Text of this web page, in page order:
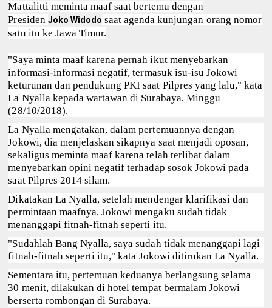
Mattalitti meminta maaf saat bertemu dengan
Presiden Joko Widodo saat agenda kunjungan orang nomor
satu itu ke Jawa Timur.
"Saya minta maaf karena pernah ikut menyebarkan
informasi-informasi negatif, termasuk isu-isu Jokowi
keturunan dan pendukung PKI saat Pilpres yang lalu," kata
La Nyalla kepada wartawan di Surabaya, Minggu
(28/10/2018).
La Nyalla mengatakan, dalam pertemuannya dengan
Jokowi, dia menjelaskan sikapnya saat menjadi oposan,
sekaligus meminta maaf karena telah terlibat dalam
menyebarkan opini negatif terhadap sosok Jokowi pada
saat Pilpres 2014 silam.
Dikatakan La Nyalla, setelah mendengar klarifikasi dan
permintaan maafnya, Jokowi mengaku sudah tidak
menanggapi fitnah-fitnah seperti itu.
"Sudahlah Bang Nyalla, saya sudah tidak menanggapi lagi
fitnah-fitnah seperti itu," kata Jokowi ditirukan La Nyalla.
Sementara itu, pertemuan keduanya berlangsung selama
30 menit, dilakukan di hotel tempat bermalam Jokowi
berserta rombongan di Surabaya.